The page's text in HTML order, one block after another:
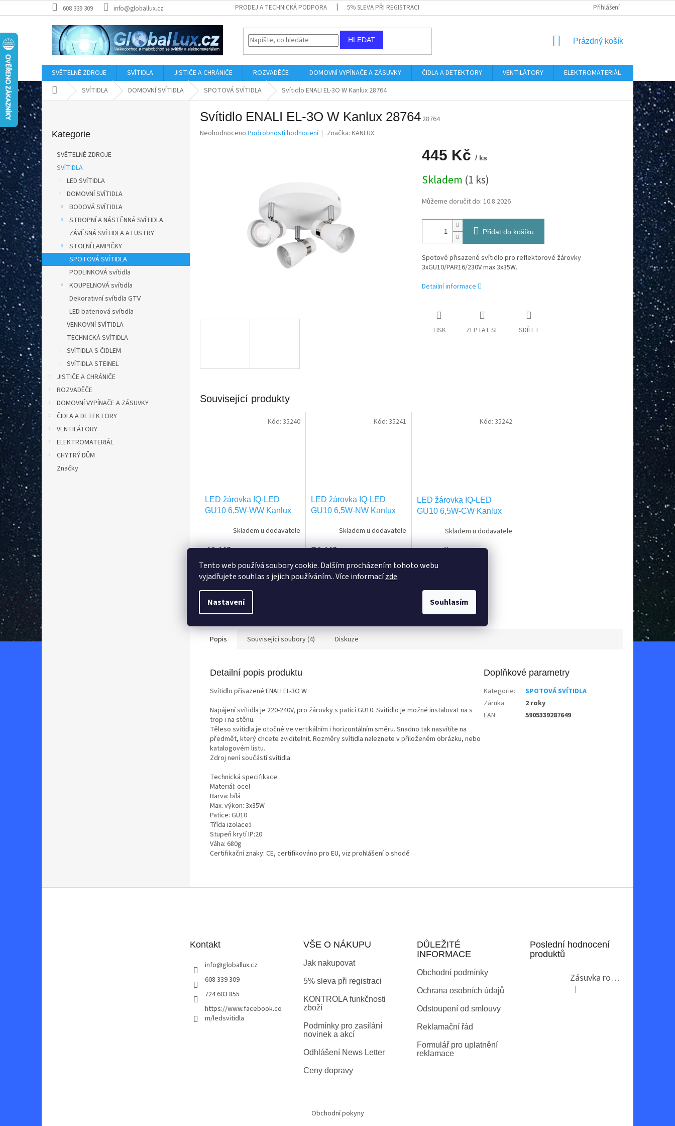
Tento web používá soubory cookie. Dalším procházením tohoto webu
vyjadřujete souhlas s jejich používáním.. Více informacízde.
Nastavení Souhlasím
na
608 339 309 info@globallux.cz PRODEJ A TECHNICKÁ PODPORA 5% SLEVA PŘI REGISTRACI Přihlášení
HLEDAT
NÁKUPNÍ
Prázdný košík
SVĚTELNÉ ZDROJE SVÍTIDLA JISTIČE A CHRÁNIČE ROZVADĚČE DOMOVNÍ VYPÍNAČE A ZÁSUVKY ČIDLA A DETEKTORY VENTILÁTORY ELEKTROMATERIÁL
Domů SVÍTIDLA DOMOVNÍ SVÍTIDLA SPOTOVÁ SVÍTIDLA Svítidlo ENALI EL-3O W Kanlux 28764
P
s
r
a
n
í
a
n
e
l
kategorie
Kategorie
SVĚTELNÉ ZDROJE
SVÍTIDLA
LED SVÍTIDLA
DOMOVNÍ SVÍTIDLA
BODOVÁ SVÍTIDLA
STROPNÍ A NÁSTĚNNÁ SVÍTIDLA
ZÁVĚSNÁ SVÍTIDLA A LUSTRY
STOLNÍ LAMPIČKY
SPOTOVÁ SVÍTIDLA
PODLINKOVÁ svítidla
KOUPELNOVÁ svítidla
Dekorativní svítidla GTV
LED bateriová svítidla
VENKOVNÍ SVÍTIDLA
TECHNICKÁ SVÍTIDLA
SVÍTIDLA S ČIDLEM
SVÍTIDLA STEINEL
JISTIČE A CHRÁNIČE
ROZVADĚČE
DOMOVNÍ VYPÍNAČE A ZÁSUVKY
ČIDLA A DETEKTORY
VENTILÁTORY
ELEKTROMATERIÁL
CHYTRÝ DŮM
Značky
Svítidlo ENALI EL-3O W Kanlux 28764 28764
Průměrné
Neohodnoceno Podrobnosti hodnocení Značka: KANLUX
445 Kč / ks
cena:
Skladem (1 ks)
Můžeme doručit do: 10.8.2026
Přidat do košíku
Spotové přisazené svítidlo pro reflektorové žárovky
3xGU10/PAR16/230V max 3x35W.
Detailní informace
TISK ZEPTAT SE SDÍLET
Související produkty
LED žárovka IQ-LED
GU10 6,5W-WW Kanlux
Skladem u dodavatele
49 Kč
Kód: 35240
LED žárovka IQ-LED
GU10 6,5W-NW Kanlux
Skladem u dodavatele
50 Kč
Kód: 35241
LED žárovka IQ-LED
GU10 6,5W-CW Kanlux
Skladem u dodavatele
145 Kč
Kód:35242
Popis Související soubory (4) Diskuze
Detailní popis produktu
Svítidlo přisazené ENALI EL-3O W
Napájení svítidla je 220-240V, pro žárovky s paticí GU10. Svítidlo je možné instalovat na s
trop i na stěnu.
Těleso svítidla je otočné ve vertikálním i horizontálním směru. Snadno tak nasvítíte na
předmět, který chcete zviditelnit. Rozměry svítidla naleznete v přiloženém obrázku, nebo
katalogovém listu.
Zdroj není součástí svítidla.
Technická specifikace:
Materiál: ocel
Barva: bílá
Max. výkon: 3x35W
Patice: GU10
Třída izolace:I
Stupeň krytí IP:20
Váha: 680g
Certifikační znaky: CE, certifikováno pro EU, viz prohlášení o shodě
Doplňkové parametry
Kategorie:
SPOTOVÁ SVÍTIDLA
Záruka:
2 roky
EAN: 5905339287649
Kontakt
info@globallux.cz
608 339 309
724 603 855
https://www.facebook.co
m/ledsvitidla
VŠE O NÁKUPU
Jak nakupovat
5% sleva při registraci
KONTROLA funkčnosti
zboží
Podmínky pro zasílání
novinek a akcí
Odhlášení News Letter
Ceny dopravy
DŮLEŽITÉ
INFORMACE
Obchodní podmínky
Ochrana osobních údajů
Odstoupení od smlouvy
Reklamační řád
Formulář pro uplatnění
reklamace
Poslední hodnocení
produktů
Zásuvka rohová GTV AE-PBKT3U2U-80
Hodnocení produktu je 2 z 5
|
Obchodní pokyny